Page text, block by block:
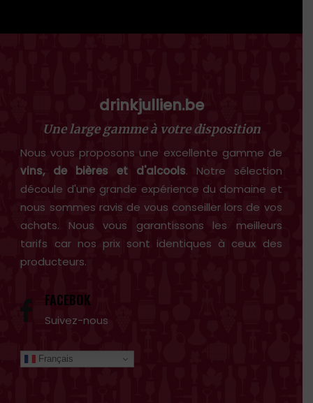
drinkjullien.be
Une large gamme à votre disposition
Nous vous proposons une excellente gamme de
vins, de bières et d'alcools. Notre sélection
découle d'une grande expérience du domaine et
nous sommes ravis de vous conseiller lors de vos
achats. Nous vous garantissons les meilleurs
tarifs car nos prix sont identiques à ceux des
producteurs.
FACEBOK
Suivez-nous
Français